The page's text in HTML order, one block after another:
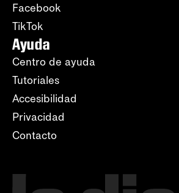
Facebook
TikTok
Ayuda
Centro de ayuda
Tutoriales
Accesibilidad
Privacidad
Contacto